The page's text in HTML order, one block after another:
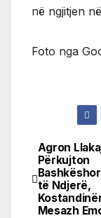
në ngjitjen
Foto nga
Post
Agron
Përkujton
të Ndjerë,
Mesazh